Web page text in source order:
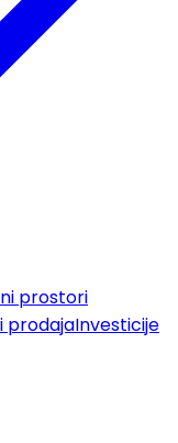
prostori
prodajaInvesticije